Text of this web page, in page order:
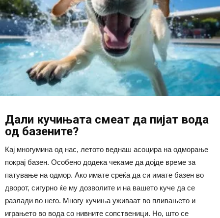
Дали кучињата смеат да пијат вода
од базените?
Кај многумина од нас, летото веднаш асоцира на одморање
покрај базен. Особено додека чекаме да дојде време за
патување на одмор. Ако имате среќа да си имате базен во
дворот, сигурно ќе му дозволите и на вашето куче да се
разлади во него. Многу кучиња уживаат во пливањето и
играњето во вода со нивните сопственици. Но, што се